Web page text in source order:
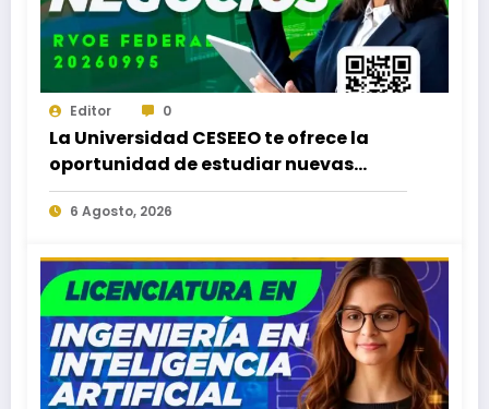
Editor 0
La Universidad CESEEO te ofrece la
oportunidad de estudiar nuevas
Licenciaturas en los Campus Oaxaca,
Puerto Escondido, Ixtepec y en la
6 Agosto, 2026